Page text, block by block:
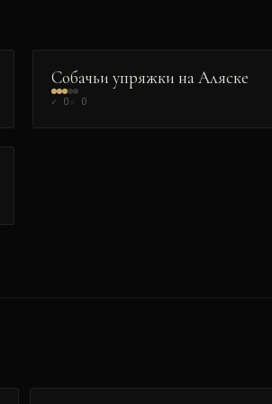
👑
Собачьи упряжки на Аляске
✓ 0 0